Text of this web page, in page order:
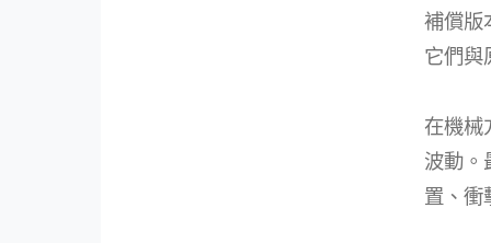
補償版
它們與
在機械
波動。
置、衝